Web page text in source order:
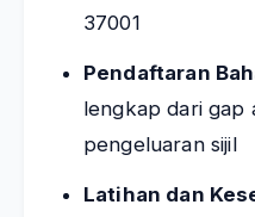
37001
Pendaftaran
lengkap dari gap
pengeluaran sijil
Latihan dan